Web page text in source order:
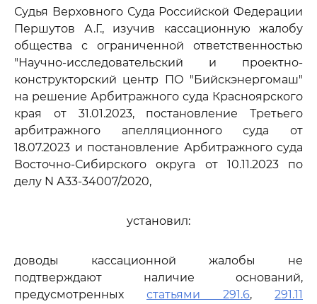
Судья Верховного Суда Российской Федерации
Першутов А.Г., изучив кассационную жалобу
общества с ограниченной ответственностью
"Научно-исследовательский и проектно-
конструкторский центр ПО "Бийскэнергомаш"
на решение Арбитражного суда Красноярского
края от 31.01.2023, постановление Третьего
арбитражного апелляционного суда от
18.07.2023 и постановление Арбитражного суда
Восточно-Сибирского округа от 10.11.2023 по
делу N А33-34007/2020,
установил:
доводы кассационной жалобы не
подтверждают наличие оснований,
предусмотренных статьями 291.6, 291.11